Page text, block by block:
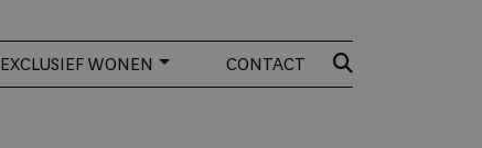
EXCLUSIEF WONEN CONTACT